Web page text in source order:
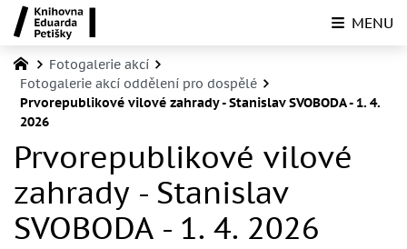
Fotogalerie akcí
Fotogalerie akcí oddělení pro dospělé
Prvorepublikové vilové zahrady - Stanislav SVOBODA - 1. 4.
2026
Prvorepublikové vilové
zahrady - Stanislav
SVOBODA - 1. 4. 2026
MENU